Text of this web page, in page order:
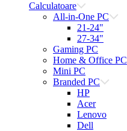
Calculatoare
All-in-One PC
21-24"
27-34"
Gaming PC
Home & Office PC
Mini PC
Branded PC
HP
Acer
Lenovo
Dell